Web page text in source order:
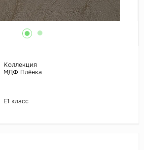
Коллекция
МДФ Плёнка
E1 класс